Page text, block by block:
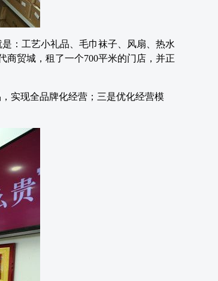
：工艺小礼品、毛巾袜子、风扇、热水
商贸城，租了一个700平米的门店，并正
实现全品牌化经营；三是优化经营模